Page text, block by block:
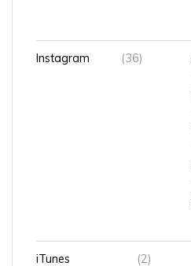
Instagram (36)
iTunes (2)